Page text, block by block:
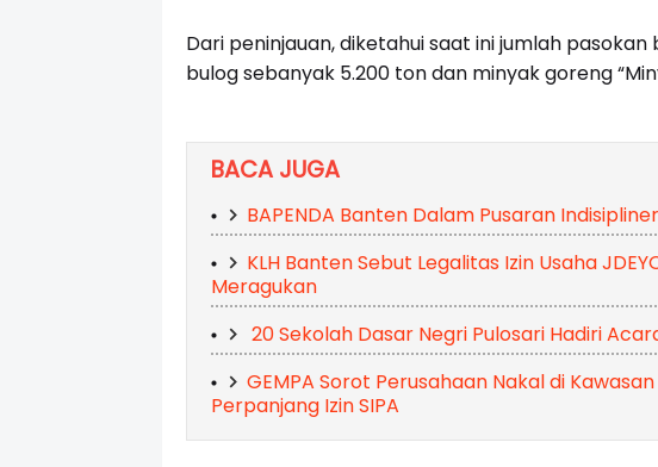
Dari peninjauan, diketahui saat ini jumlah
bulog sebanyak 5.200 ton dan minyak goreng
BACA JUGA
BAPENDA Banten Dalam Pusaran Indisipliner
KLH Banten Sebut Legalitas Izin Usaha
Meragukan
20 Sekolah Dasar Negri Pulosari Hadiri
GEMPA Sorot Perusahaan Nakal di
Perpanjang Izin SIPA